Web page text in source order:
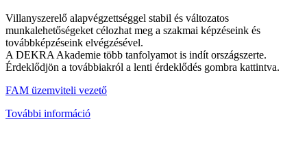
Villanyszerelő alapvégzettséggel stabil és változatos
munkalehetőségeket célozhat meg a szakmai képzéseink és
továbbképzéseink elvégzésével.
A DEKRA Akademie több tanfolyamot is indít országszerte.
Érdeklődjön a továbbiakról a lenti érdeklődés gombra kattintva.
FAM üzemviteli vezető
További információ